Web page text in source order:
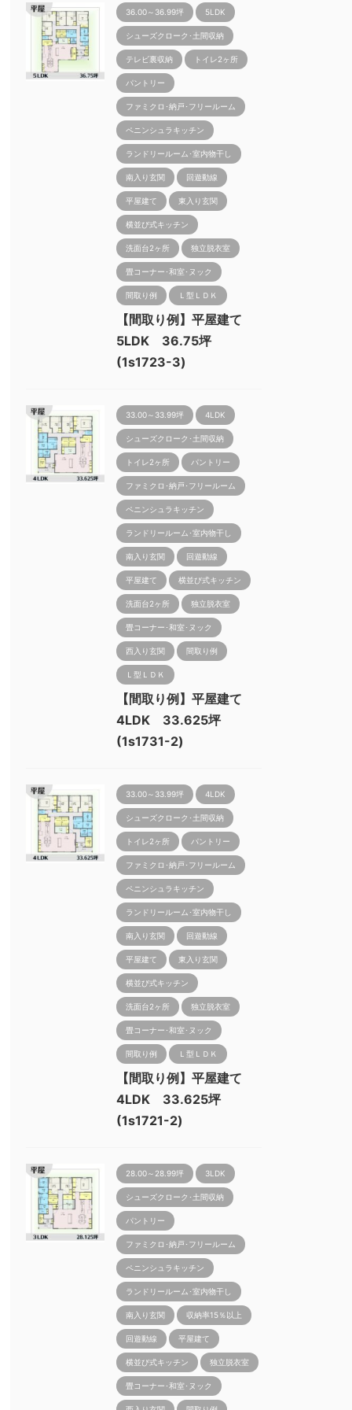
36.00～36.99坪 5LDK
シューズクローク･土間収納
テレビ裏収納 トイレ2ヶ所
パントリー
ファミクロ･納戸･フリールーム
ペニンシュラキッチン
ランドリールーム･室内物干し
南入り玄関 回遊動線
平屋建て 東入り玄関
横並び式キッチン
洗面台2ヶ所 独立脱衣室
畳コーナー･和室･ヌック
間取り例 Ｌ型ＬＤＫ
【間取り例】平屋建て
5LDK 36.75坪
(1s1723-3)
33.00～33.99坪 4LDK
シューズクローク･土間収納
トイレ2ヶ所 パントリー
ファミクロ･納戸･フリールーム
ペニンシュラキッチン
ランドリールーム･室内物干し
南入り玄関 回遊動線
平屋建て 横並び式キッチン
洗面台2ヶ所 独立脱衣室
畳コーナー･和室･ヌック
西入り玄関 間取り例
Ｌ型ＬＤＫ
【間取り例】平屋建て
4LDK 33.625坪
(1s1731-2)
33.00～33.99坪 4LDK
シューズクローク･土間収納
トイレ2ヶ所 パントリー
ファミクロ･納戸･フリールーム
ペニンシュラキッチン
ランドリールーム･室内物干し
南入り玄関 回遊動線
平屋建て 東入り玄関
横並び式キッチン
洗面台2ヶ所 独立脱衣室
畳コーナー･和室･ヌック
間取り例 Ｌ型ＬＤＫ
【間取り例】平屋建て
4LDK 33.625坪
(1s1721-2)
28.00～28.99坪 3LDK
シューズクローク･土間収納
パントリー
ファミクロ･納戸･フリールーム
ペニンシュラキッチン
ランドリールーム･室内物干し
南入り玄関 収納率15％以上
回遊動線 平屋建て
横並び式キッチン 独立脱衣室
畳コーナー･和室･ヌック